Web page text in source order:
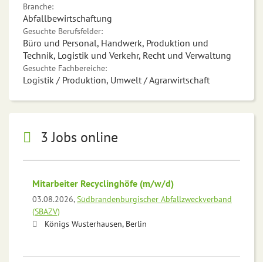
Branche:
Abfallbewirtschaftung
Gesuchte Berufsfelder:
Büro und Personal, Handwerk, Produktion und
Technik, Logistik und Verkehr, Recht und Verwaltung
Gesuchte Fachbereiche:
Logistik / Produktion, Umwelt / Agrarwirtschaft
3 Jobs online
Mitarbeiter Recyclinghöfe (m/w/d)
03.08.2026,Südbrandenburgischer Abfallzweckverband
(SBAZV)
Königs Wusterhausen, Berlin